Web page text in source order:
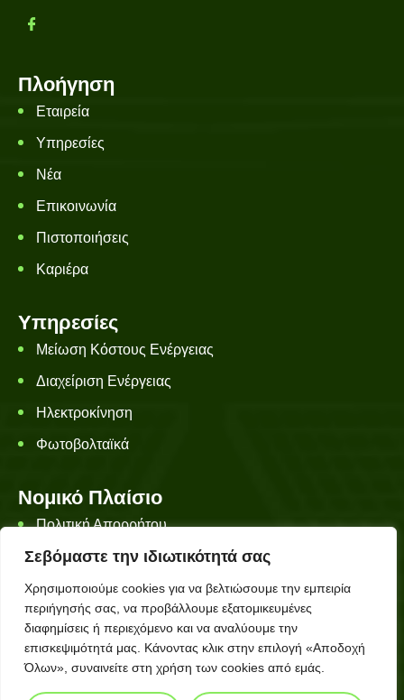
Σεβόμαστε την ιδιωτικότητά σας
Χρησιμοποιούμε cookies για να βελτιώσουμε την εμπειρία
περιήγησής σας, να προβάλλουμε εξατομικευμένες
διαφημίσεις ή περιεχόμενο και να αναλύουμε την
επισκεψιμότητά μας. Κάνοντας κλικ στην επιλογή «Αποδοχή
Όλων», συναινείτε στη χρήση των cookies από εμάς.
Πλοήγηση
Εταιρεία
Υπηρεσίες
Νέα
Επικοινωνία
Πιστοποιήσεις
Καριέρα
Υπηρεσίες
Μείωση Κόστους Ενέργειας
Διαχείριση Ενέργειας
Ηλεκτροκίνηση
Φωτοβολταϊκά
Νομικό Πλαίσιο
Πολιτική Απορρήτου
Όροι Χρήσης
Χρήσιμοι σύνδεσμοι
Copyright © 2025 DELTAENERGY
. All rights